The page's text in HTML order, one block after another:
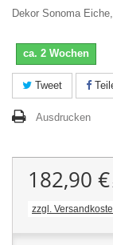
Dekor Sonoma
ca. 2 Wochen
Tweet
Ausdrucken
182,90 €
zzgl.